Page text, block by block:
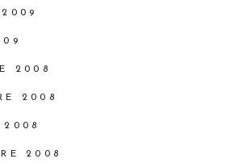
2009
2008
2008
2008
2008